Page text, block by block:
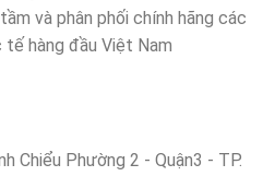
và phân phối chính hãng các
hàng đầu Việt Nam
Chiểu Phường 2 - Quận3 - TP.